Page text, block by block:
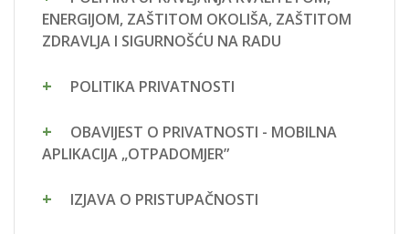
ENERGIJOM, ZAŠTITOM OKOLIŠA, ZAŠTITOM
ZDRAVLJA I SIGURNOŠĆU NA RADU
POLITIKA PRIVATNOSTI
OBAVIJEST O PRIVATNOSTI - MOBILNA
APLIKACIJA „OTPADOMJER”
IZJAVA O PRISTUPAČNOSTI